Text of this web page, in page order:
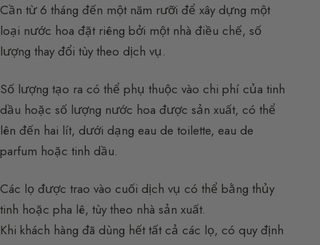
Cần từ 6 tháng đến một năm rưỡi để xây dựng một
loại nước hoa đặt riêng bởi một nhà điều chế, số
lượng thay đổi tùy theo dịch vụ.
Số lượng tạo ra có thể phụ thuộc vào chi phí của tinh
dầu hoặc số lượng nước hoa được sản xuất, có thể
lên đến hai lít, dưới dạng eau de toilette, eau de
parfum hoặc tinh dầu.
Các lọ được trao vào cuối dịch vụ có thể bằng thủy
tinh hoặc pha lê, tùy theo nhà sản xuất.
Khi khách hàng đã dùng hết tất cả các lọ, có quy định